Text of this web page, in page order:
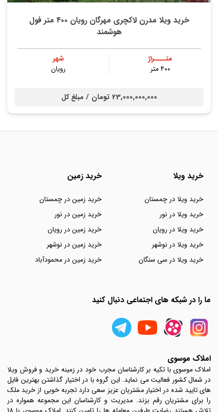
خرید ویلا مدرن لاکچری مهرگان رویان ۴۰۰ متر فول
هوشمند
متــــراژ
۴۰۰ متر
شهر
رویان
23,000,000,000 تومان / مبلغ کل
خرید ویلا
خرید ویلا در چمستان
خرید ویلا در نور
خرید ویلا در رویان
خرید ویلا در نوشهر
خرید ویلا در سی سنگان
خرید زمین
خرید زمین در چمستان
خرید زمین در نور
خرید زمین در رویان
خرید زمین در نوشهر
خرید زمین در محمودآباد
ما را در شبکه های اجتماعی دنبال کنید
املاک موسوی
املاک موسوی با تکیه بر کارشناسان مجرب خود در زمینه خرید و فروش ویلا
در شمال کشور فعالیت می نماید. این گروه با در اختیار گذاشتن بهترین فایل
های تایید شده در اختیار مشتریان عزیز سعی دارد تجربه خوبی از خرید ملک
را برای مشتریان رقم بزند. مدیریت و کارشناسان این مجموعه همواره در